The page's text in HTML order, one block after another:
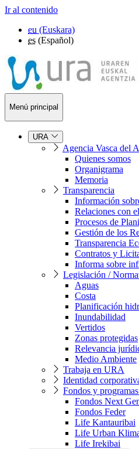
Ir al contenido
eu (Euskara)
es (Español)
Menú principal
URA
Agencia Vasca del
Quienes somos
Organigrama
Memoria
Transparencia
Información
Relaciones con
Procesos de
Gestión de los
Transparencia
Contratos y
Informa sobre
Legislación /
Aguas
Costa
Planificación
Inundabilidad
Vertidos
Zonas protegidas
Relevancia
Medio Ambiente
Trabaja en URA
Identidad
Fondos y
Fondos Next
Fondos Feder
Life Kantauribai
Life Urban
Life Irekibai